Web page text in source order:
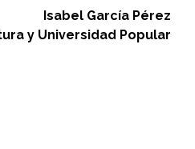
Isabel García Pérez
y Universidad Popular